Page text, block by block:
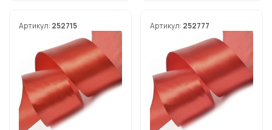
Артикул: 252715 Артикул: 252777